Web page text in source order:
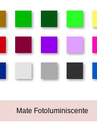
Mate Fotoluminiscente